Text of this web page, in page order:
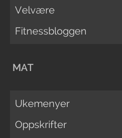
Velvære
Fitnessbloggen
MAT
Ukemenyer
Oppskrifter